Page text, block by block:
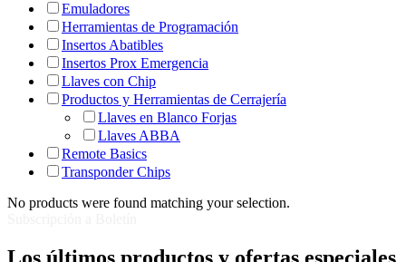
Emuladores
Herramientas de Programación
Insertos Abatibles
Insertos Prox Emergencia
Llaves con Chip
Productos y Herramientas de Cerrajería
Llaves en Blanco Forjas
Llaves ABBA
Remote Basics
Transponder Chips
No products were found matching your selection.